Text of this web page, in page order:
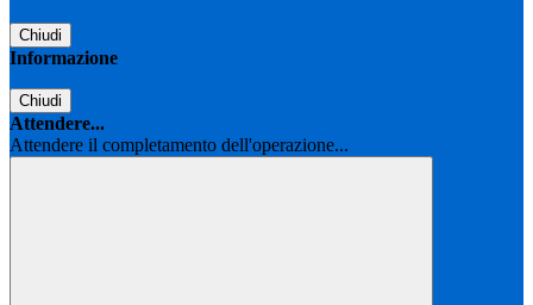
Chiudi
Informazione
Chiudi
Attendere...
Attendere il completamento dell'operazione...